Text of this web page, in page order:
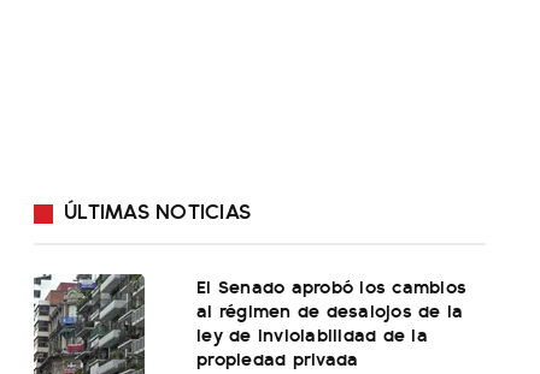
ÚLTIMAS NOTICIAS
El Senado aprobó los cambios
al régimen de desalojos de la
ley de inviolabilidad de la
propiedad privada